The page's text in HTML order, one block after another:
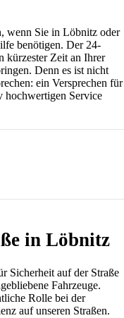
wenn Sie in Löbnitz oder
benötigen. Der 24-
kürzester Zeit an Ihrer
Denn es ist nicht
ein Versprechen für
hochwertigen Service
in Löbnitz
Sicherheit auf der Straße
Fahrzeuge.
Rolle bei der
auf unseren Straßen.